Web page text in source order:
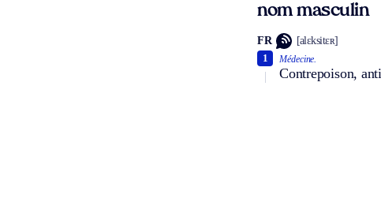
nom masculin
FR [alɛksitɛʀ]
Médecine.
Contrepoison,
1